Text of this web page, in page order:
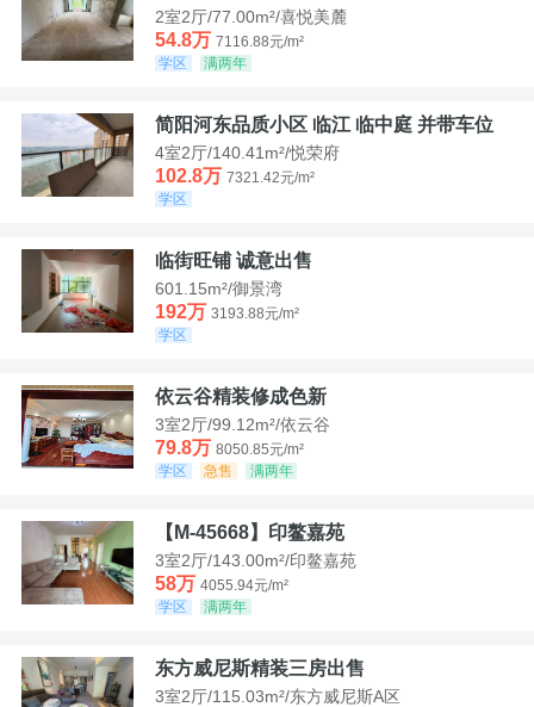
2室2厅/77.00m²/喜悦美麓
54.8万 7116.88元/m²
学区
满两年
简阳河东品质小区 临江 临中庭 并带车位
4室2厅/140.41m²/悦荣府
102.8万 7321.42元/m²
学区
临街旺铺 诚意出售
601.15m²/御景湾
192万 3193.88元/m²
学区
依云谷精装修成色新
3室2厅/99.12m²/依云谷
79.8万 8050.85元/m²
学区
急售 满两年
【M-45668】印鳌嘉苑
3室2厅/143.00m²/印鳌嘉苑
58万 4055.94元/m²
学区
满两年
东方威尼斯精装三房出售
3室2厅/115.03m²/东方威尼斯A区